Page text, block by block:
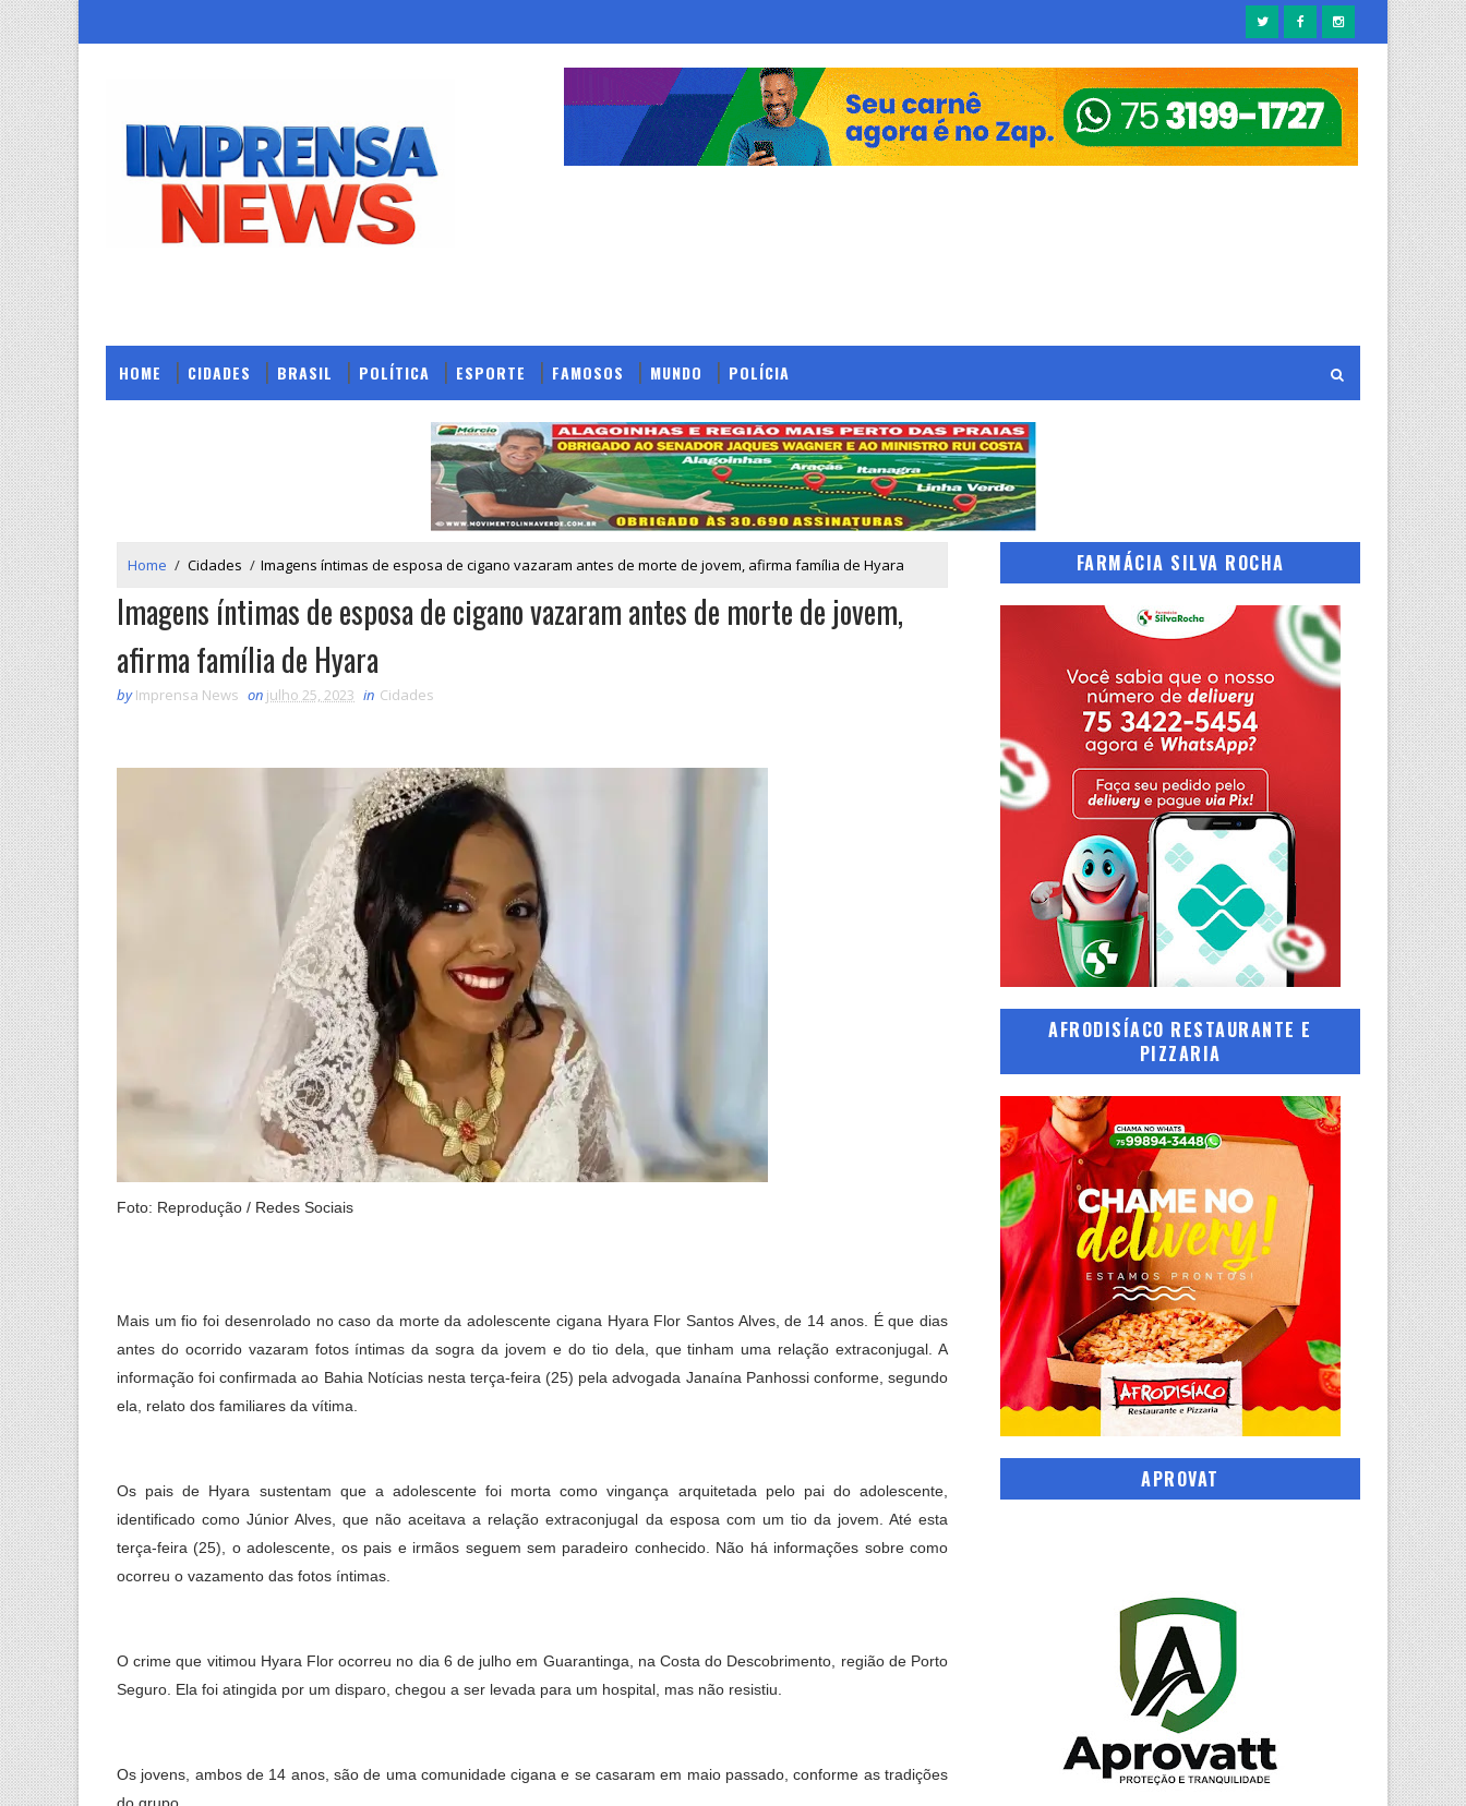
HOME CIDADES BRASIL POLÍTICA ESPORTE FAMOSOS MUNDO POLÍCIA
Home / Cidades / Imagens íntimas de esposa de cigano vazaram antes de morte de jovem, afirma família de Hyara
Imagens íntimas de esposa de cigano vazaram antes de morte de jovem,
afirma família de Hyara
by Imprensa News on julho 25, 2023 in Cidades
Foto: Reprodução / Redes Sociais
Mais um fio foi desenrolado no caso da morte da adolescente cigana Hyara Flor Santos Alves, de 14 anos. É que dias
antes do ocorrido vazaram fotos íntimas da sogra da jovem e do tio dela, que tinham uma relação extraconjugal. A
informação foi confirmada ao Bahia Notícias nesta terça-feira (25) pela advogada Janaína Panhossi conforme, segundo
ela, relato dos familiares da vítima.
Os pais de Hyara sustentam que a adolescente foi morta como vingança arquitetada pelo pai do adolescente,
identificado como Júnior Alves, que não aceitava a relação extraconjugal da esposa com um tio da jovem. Até esta
terça-feira (25), o adolescente, os pais e irmãos seguem sem paradeiro conhecido. Não há informações sobre como
ocorreu o vazamento das fotos íntimas.
O crime que vitimou Hyara Flor ocorreu no dia 6 de julho em Guarantinga, na Costa do Descobrimento, região de Porto
Seguro. Ela foi atingida por um disparo, chegou a ser levada para um hospital, mas não resistiu.
Os jovens, ambos de 14 anos, são de uma comunidade cigana e se casaram em maio passado, conforme as tradições
FARMÁCIA SILVA ROCHA
AFRODISÍACO RESTAURANTE E
PIZZARIA
APROVAT